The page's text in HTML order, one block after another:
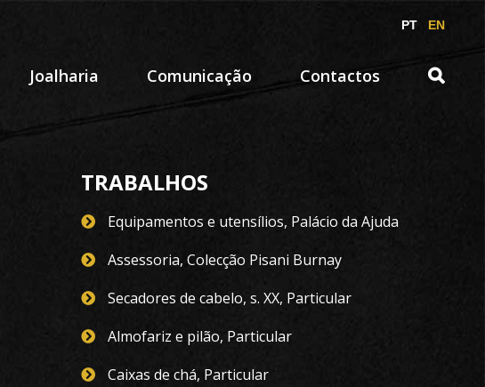
PT EN
Joalharia Comunicação Contactos
TRABALHOS
Equipamentos e utensílios, Palácio da Ajuda
Assessoria, Colecção Pisani Burnay
Secadores de cabelo, s. XX, Particular
Almofariz e pilão, Particular
Caixas de chá, Particular